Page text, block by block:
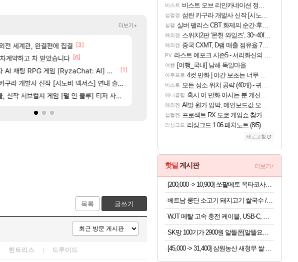
효율이 좋은 상향된 아제나 ㄷㄷ
평 [2]
후기 [87]
저격했습니다! [104]
환 이후 약 7개월 [13]
벨가르딘 나이트메어 TOP 10 직업별 분포
보상 공지 나온거 10추 하니 올리자 [83]
부산 헌혈 먹튀 ㄷㄷ..
[65]
8월 9일 썬데이 메이플 [148]
신호등 2인 40%글 존나 긁히네 씨발
더보기+
전 세계관, 완결편에 집결
[3]
계약하고 차 받았습니다 [6]
AI 채팅 RPG 게임 [RyzaChat: AI] 공개
[1]
구라 개발사 신작 [시노비 넥서스] 연내 출시 예정
신작 서브컬쳐 게임 [펄 인 블루] 티저 사이트 오픈
비스트 챕터별 길찾기/지도 공략 (1 ~ 12장)
해외겜 스위치2판 ‘몬헌 와일즈’, 30~40fps 목표 추
4컷 만화 | 야간 보초는 너무 힘들어
7년만에 가족여행을 다녀왔습니다.
비스트 쿠를 먼저 보내서 기습하는 법
목록 글쓰기
헌트리스 드루이드
비스트 비스트 오브 리인카네이션 정보/공략글 모음
섭컬겜 섬란 카구라 개발사 신작 [시노비 넥서스] 연내 출시 예정
실팰 실버 팰리스 CBT 화제의 순간·후기 모음
해외겜 스위치2판 ‘몬헌 와일즈’, 30~40fps 목표 추정
해외겜 중국 CXMT, D램 매출 점유율 7%…글로벌 4위로 부상
PV 라스트 에포크 시즌5 - 서리화신의 분노 티저
여행 [여행_국내] 남해 독일마을
아주프로 4컷 만화 | 야간 보초는 너무 힘들어
비스트 모든 성소 위치 공략 (40개) - 귀환한 영혼 도전과제
애니클립 혹시 이 만화 아시는 분 계신가요
해외겜 AI발 원가 압박, 메인보드값 오르나
섭컬겜 프로젝트 RX 도쿄 게임쇼 참가 결정
리싱크드 리싱크드 1.06 패치노트 (8/5)
새로고침
핫딜 게시판 더보기+
[200,000 -> 10,900] 쏘팔메토 옥타코사놀 포맨 30캡슐 x 3박스
베트남 쿵딘 소고기 돼지고기 쌀국수 / 정식 수입
[45,000 -> 31,400] 삼원농산 새청무 쌀 상등급 10kg